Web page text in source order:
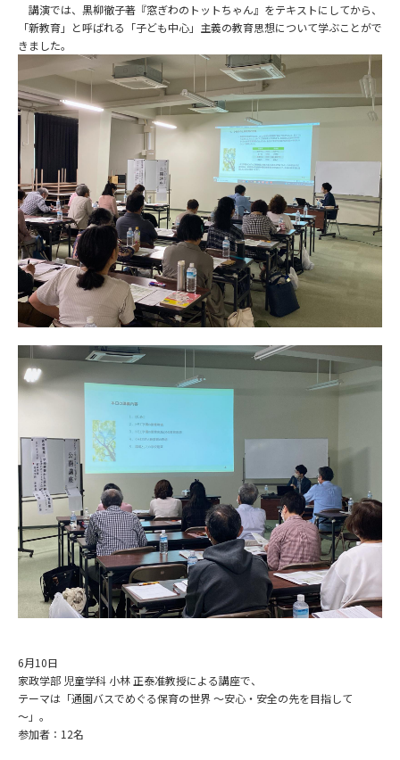
講演では、黒柳徹子著『窓ぎわのトットちゃん』をテキストにしてから、
「新教育」と呼ばれる「子ども中心」主義の教育思想について学ぶことがで
きました。
6月10日
家政学部 児童学科 小林 正泰准教授による講座で、
テーマは「通園バスでめぐる保育の世界 ～安心・安全の先を目指して
～」。
参加者：12名